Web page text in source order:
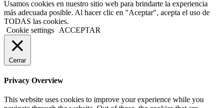
Usamos cookies en nuestro sitio web para brindarte la experiencia
más adecuada posible. Al hacer clic en "Aceptar", acepta el uso de
TODAS las cookies.
Cookie settings
ACCEPTAR
Cerrar
Privacy Overview
This website uses cookies to improve your experience while you